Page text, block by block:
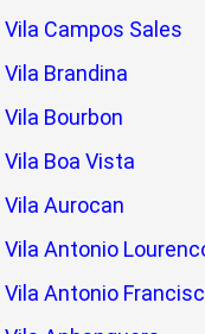
Campos Sales
Brandina
Bourbon
Boa Vista
Aurocan
Antonio
Vila Antonio